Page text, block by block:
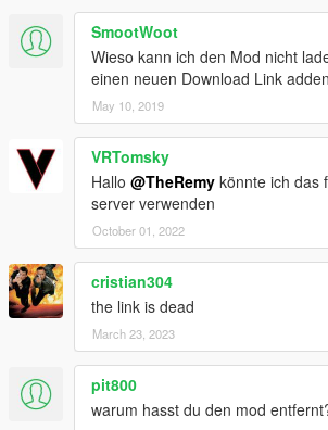
SmootWoot
Wieso kann ich den Mod nicht
einen neuen Download Link
May 10, 2019
VRTomsky
Hallo @TheRemy könnte ich das
server verwenden
October 01, 2022
cristian304
the link is dead
March 23, 2023
pit800
warum hasst du den mod